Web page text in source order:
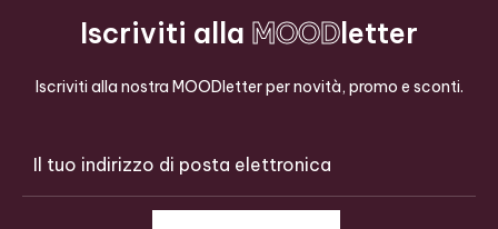
Iscriviti alla MOODletter
Iscriviti alla nostra MOODletter per novità, promo e sconti.